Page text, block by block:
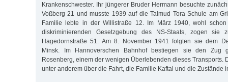
Krankenschwester. Ihr jüngerer Bruder Hermann besuchte
Voßberg 21 und musste 1939 auf die Talmud Tora Schule am
Familie lebte in der Willistraße 12. Im März 1940, wohl
diskriminierenden Gesetzgebung des NS-Staats, zogen sie
Hagedornstraße 51. Am 8. November 1941 folgten sie dem
Minsk. Im Hannoverschen Bahnhof bestiegen sie den Zug
Rosenberg, einem der wenigen Überlebenden dieses Transports.
unter anderem über die Fahrt, die Familie Kaftal und die Zustände